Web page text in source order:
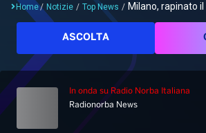
Cerca
Home/ Notizie / Top News / Milano, rapinato il
ASCOLTA
In onda su Radio Norba Italiana
Radionorba News